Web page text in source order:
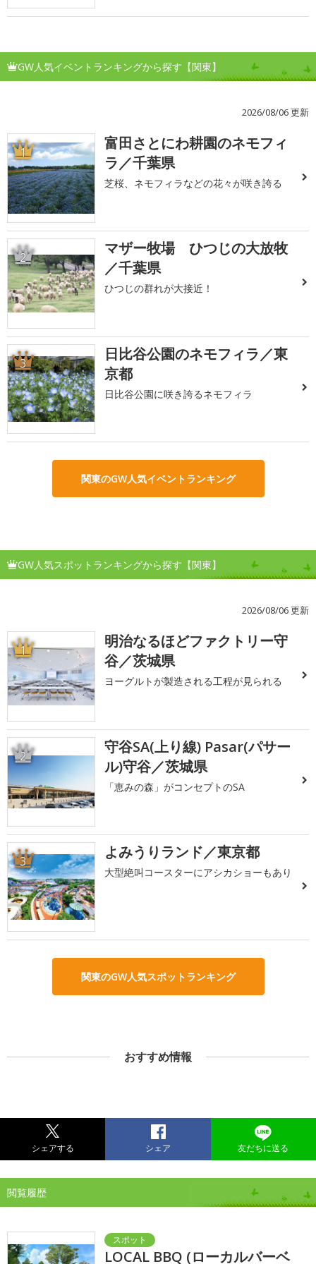
GW人気イベントランキングから探す【関東】
2026/08/06 更新
1
富田さとにわ耕園のネモフィ
ラ／千葉県
芝桜、ネモフィラなどの花々が咲き誇る
2
マザー牧場 ひつじの大放牧
／千葉県
ひつじの群れが大接近！
3
日比谷公園のネモフィラ／東
京都
日比谷公園に咲き誇るネモフィラ
関東のGW人気イベントランキング
GW人気スポットランキングから探す【関東】
2026/08/06 更新
1
明治なるほどファクトリー守
谷／茨城県
ヨーグルトが製造される工程が見られる
2
守谷SA(上り線) Pasar(パサー
ル)守谷／茨城県
「恵みの森」がコンセプトのSA
3 よみうりランド／東京都
大型絶叫コースターにアシカショーもあり
関東のGW人気スポットランキング
おすすめ情報
シェアする シェア 友だちに送る
閲覧履歴
LOCAL BBQ (ローカルバーベ